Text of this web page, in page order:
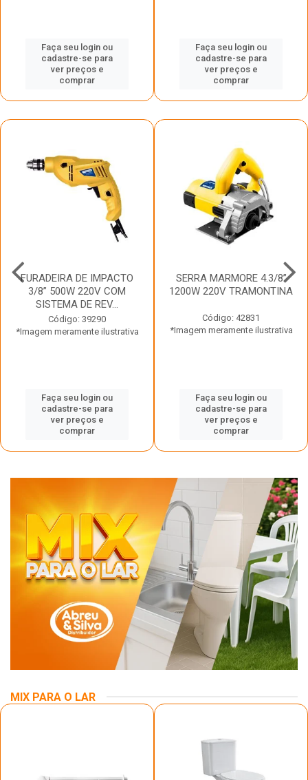
Faça seu login ou
cadastre-se para
ver preços e
comprar
Faça seu login ou
cadastre-se para
ver preços e
comprar
FURADEIRA DE IMPACTO
3/8” 500W 220V COM
SISTEMA DE REV...
Código: 39290
*Imagem meramente ilustrativa
Faça seu login ou
cadastre-se para
ver preços e
comprar
SERRA MARMORE 4.3/8”
1200W 220V TRAMONTINA
Código: 42831
*Imagem meramente ilustrativa
Faça seu login ou
cadastre-se para
ver preços e
comprar
MIX PARA O LAR